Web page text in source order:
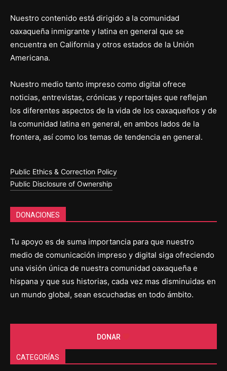
Nuestro contenido está dirigido a la comunidad
oaxaqueña inmigrante y latina en general que se
encuentra en California y otros estados de la Unión
Americana.
Nuestro medio tanto impreso como digital ofrece
noticias, entrevistas, crónicas y reportajes que reflejan
los diferentes aspectos de la vida de los oaxaqueños y de
la comunidad latina en general, en ambos lados de la
frontera, así como los temas de tendencia en general.
Public Ethics & Correction Policy
Public Disclosure of Ownership
DONACIONES
Tu apoyo es de suma importancia para que nuestro
medio de comunicación impreso y digital siga ofreciendo
una visión única de nuestra comunidad oaxaqueña e
hispana y que sus historias, cada vez mas disminuidas en
un mundo global, sean escuchadas en todo ámbito.
DONAR
CATEGORÍAS